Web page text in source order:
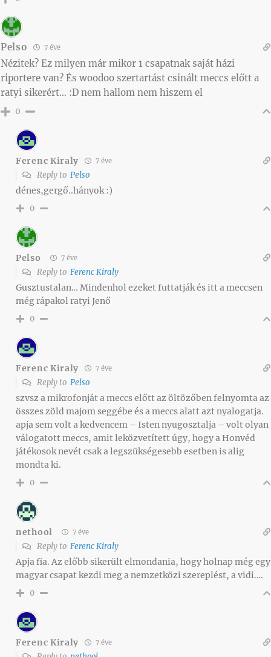
Pelso 7 éve
Nézitek? Ez milyen már mikor 1 csapatnak saját házi
riportere van? És woodoo szertartást csinált meccs előtt a
ratyi sikerért… :D nem hallom nem hiszem el
0
Ferenc Kiraly 7 éve
Reply to Pelso
dénes,gergő..hányok :)
0
Pelso 7 éve
Reply to Ferenc Kiraly
Gusztustalan… Mindenhol ezeket futtatják és itt a meccsen
még rápakol ratyi Jenő
0
Ferenc Kiraly 7 éve
Reply to Pelso
szvsz a mikrofonját a meccs előtt az öltözőben felnyomta az
összes zöld majom seggébe és a meccs alatt azt nyalogatja.
apja sem volt a kedvencem – Isten nyugosztalja – volt olyan
válogatott meccs, amit leközvetített úgy, hogy a Honvéd
játékosok nevét csak a legszükségesebb esetben is alig
mondta ki.
0
nethool 7 éve
Reply to Ferenc Kiraly
Apja fia. Az előbb sikerült elmondania, hogy holnap még egy
magyar csapat kezdi meg a nemzetközi szereplést, a vidi….
0
Ferenc Kiraly 7 éve